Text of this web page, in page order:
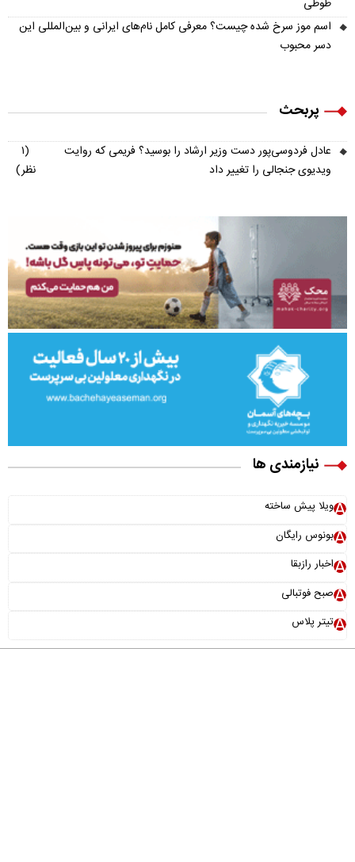
اسم موز سرخ شده چیست؟ معرفی کامل نام‌های ایرانی و بین‌المللی این
دسر محبوب
پربحث
عادل فردوسی‌پور دست وزیر ارشاد را بوسید؟ فریمی که روایت
ویدیوی جنجالی را تغییر داد
(۱
نظر)
نیازمندی ها
ویلا پیش ساخته
بونوس رایگان
اخبار رازبقا
صبح فوتبالی
تیتر پلاس